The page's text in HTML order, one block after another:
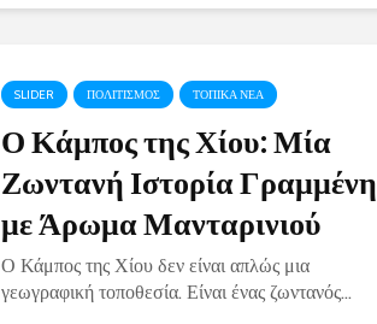
SLIDER ΠΟΛΙΤΙΣΜΟΣ ΤΟΠΙΚΑ ΝΕΑ
Ο Κάμπος της Χίου: Μία
Ζωντανή Ιστορία Γραμμένη
με Άρωμα Μανταρινιού
Ο Κάμπος της Χίου δεν είναι απλώς μια
γεωγραφική τοποθεσία. Είναι ένας ζωντανός...